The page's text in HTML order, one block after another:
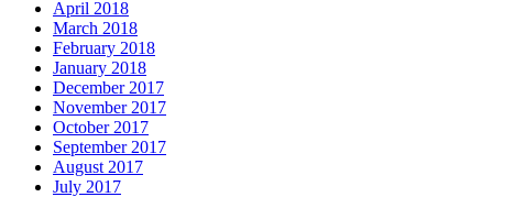
April 2018
March 2018
February 2018
January 2018
December 2017
November 2017
October 2017
September 2017
August 2017
July 2017